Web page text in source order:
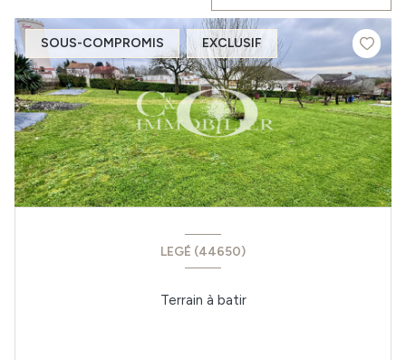
SOUS-COMPROMIS EXCLUSIF
LEGÉ (44650)
Terrain à batir